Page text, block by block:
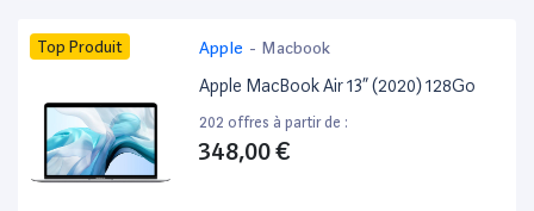
Top Produit Apple - Macbook
Apple MacBook Air 13” (2020) 128Go
202 offres à partir de :
348,00 €